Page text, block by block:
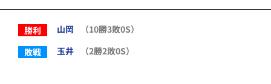
勝利 山岡
（10勝3敗0S）
敗戦
玉井 （2勝2敗0S）